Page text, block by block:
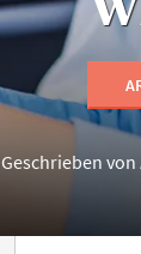
Geschrieben von